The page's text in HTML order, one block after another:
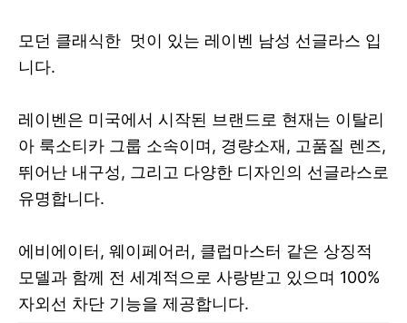
모던 클래식한 멋이 있는 레이벤 남성 선글라스 입
니다.
레이벤은 미국에서 시작된 브랜드로 현재는 이탈리
아 룩소티카 그룹 소속이며, 경량소재, 고품질 렌즈,
뛰어난 내구성, 그리고 다양한 디자인의 선글라스로
유명합니다.
에비에이터, 웨이페어러, 클럽마스터 같은 상징적
모델과 함께 전 세계적으로 사랑받고 있으며 100%
자외선 차단 기능을 제공합니다.